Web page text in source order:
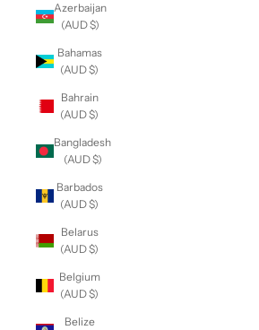
Azerbaijan
(AUD $)
Bahamas
(AUD $)
Bahrain
(AUD $)
Bangladesh
(AUD $)
Barbados
(AUD $)
Belarus
(AUD $)
Belgium
(AUD $)
Belize